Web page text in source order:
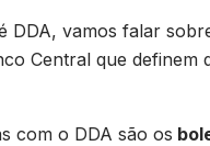
DDA, vamos falar
Central que
com o DDA são os